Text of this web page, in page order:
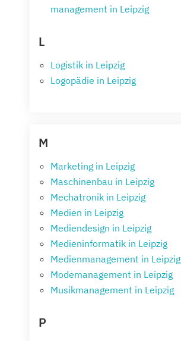
management in Leipzig
L
Logistik in Leipzig
Logopädie in Leipzig
M
Marketing in Leipzig
Maschinenbau in Leipzig
Mechatronik in Leipzig
Medien in Leipzig
Mediendesign in Leipzig
Medieninformatik in Leipzig
Medienmanagement in Leipzig
Modemanagement in Leipzig
Musikmanagement in Leipzig
P